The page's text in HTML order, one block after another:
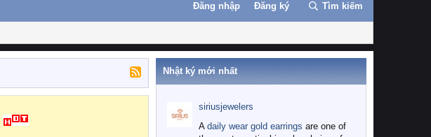
Đăng nhập Đăng ký Tìm kiếm
Nhật ký mới nhất
siriusjewelers
A daily wear gold earrings are one of